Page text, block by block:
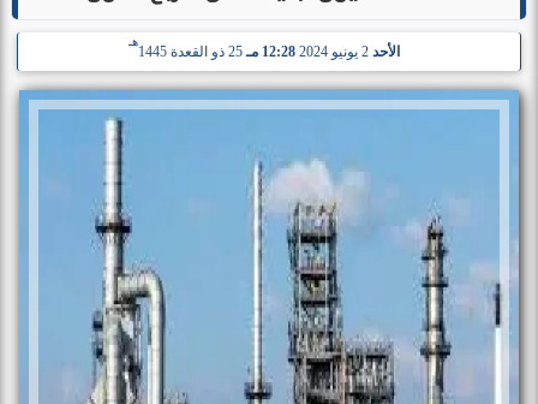
الأحد 12:28 مـ 25 ذو القعدة 1445
هـ